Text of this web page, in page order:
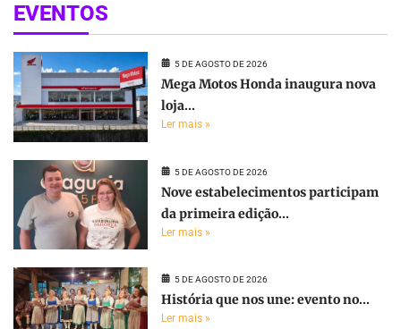
EVENTOS
5 DE AGOSTO DE 2026
Mega Motos Honda inaugura nova
loja...
Ler mais »
5 DE AGOSTO DE 2026
Nove estabelecimentos participam
da primeira edição...
Ler mais »
5 DE AGOSTO DE 2026
História que nos une: evento no...
Ler mais »